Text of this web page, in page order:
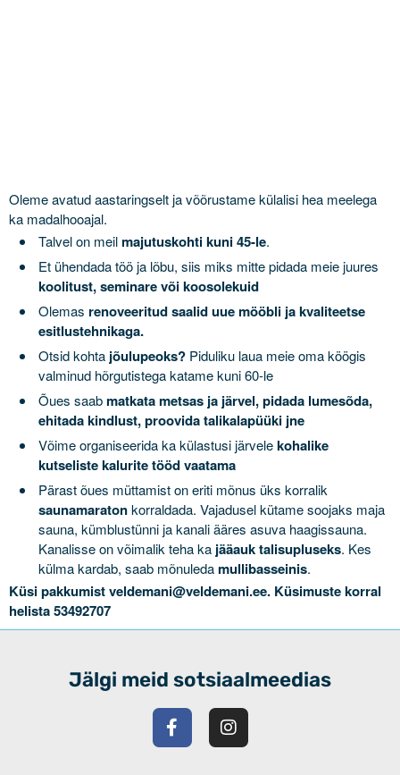
Oleme avatud aastaringselt ja võõrustame külalisi hea meelega
ka madalhooajal.
Talvel on meilmajutuskohti kuni 45-le.
Et ühendada töö ja lõbu, siis miks mitte pidada meie juures
koolitust, seminare või koosolekuid
Olemas renoveeritud saalid uue mööbli ja kvaliteetse
esitlustehnikaga.
Otsid kohta jõulupeoks? Piduliku laua meie oma köögis
valminud hõrgutistega katame kuni 60-le
Õues saabmatkata metsas ja järvel, pidada lumesõda,
ehitada kindlust, proovida talikalapüüki jne
Võime organiseerida ka külastusi järvelekohalike
kutseliste kalurite tööd vaatama
Pärast õues müttamist on eriti mõnus üks korralik
saunamaratonkorraldada. Vajadusel kütame soojaks maja
sauna, kümblustünni ja kanali ääres asuva haagissauna.
Kanalisse on võimalik teha ka jääauk talisupluseks. Kes
külma kardab, saab mõnuledamullibasseinis.
Küsi pakkumist veldemani@veldemani.ee. Küsimuste korral
helista 53492707
Jälgi meid sotsiaalmeedias